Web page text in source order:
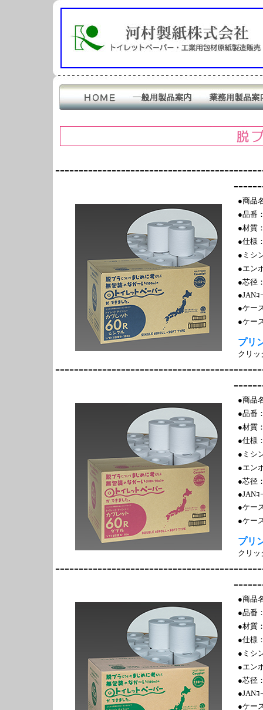
●商品
●品番
●材質
●仕様
●ミシ
●エン
●芯径
●JANｺ
●ケー
●ケー
プリ
クリッ
●商品
●品番
●材質
●仕様
●ミシ
●エン
●芯径
●JANｺ
●ケー
●ケー
プリ
クリッ
●商品
●品番
●材質
●仕様
●ミシ
●エン
●芯径
●JANｺ
●ケー